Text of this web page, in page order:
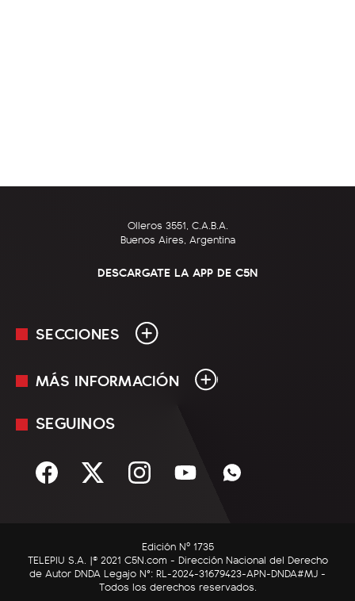
Olleros 3551, C.A.B.A.
Buenos Aires, Argentina
DESCARGATE LA APP DE C5N
SECCIONES
En Vivo
Sociedad
C5N Autos
RatingCero
MÁS INFORMACIÓN
Mediakit
Términos y condiciones
SEGUINOS
Edición Nº 1735
TELEPIU S.A. |© 2021 C5N.com - Dirección Nacional del Derecho
de Autor DNDA Legajo N°: RL-2024-31679423-APN-DNDA#MJ -
Todos los derechos reservados.